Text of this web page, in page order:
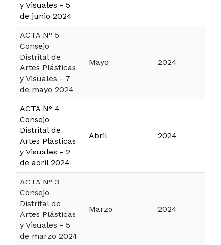
y Visuales - 5
de junio 2024
ACTA N° 5
Consejo
Distrital de
Artes Plásticas
y Visuales - 7
de mayo 2024
Mayo 2024
ACTA N° 4
Consejo
Distrital de
Artes Plásticas
y Visuales - 2
de abril 2024
Abril 2024
ACTA N° 3
Consejo
Distrital de
Artes Plásticas
y Visuales - 5
de marzo 2024
Marzo 2024